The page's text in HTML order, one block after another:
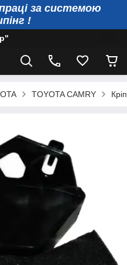
за системою
!
TOYOTA CAMRY